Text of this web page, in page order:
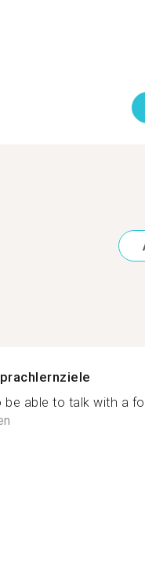
be able to talk with a